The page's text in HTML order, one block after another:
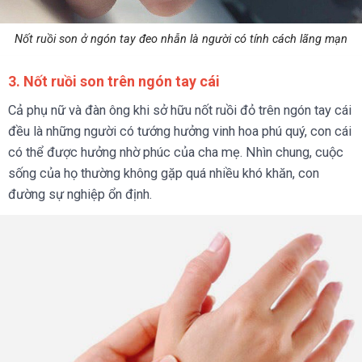
Nốt ruồi son ở ngón tay đeo nhẫn là người có tính cách lãng mạn
3. Nốt ruồi son trên ngón tay cái
Cả phụ nữ và đàn ông khi sở hữu nốt ruồi đỏ trên ngón tay cái
đều là những người có tướng hưởng vinh hoa phú quý, con cái
có thể được hưởng nhờ phúc của cha mẹ. Nhìn chung, cuộc
sống của họ thường không gặp quá nhiều khó khăn, con
đường sự nghiệp ổn định.